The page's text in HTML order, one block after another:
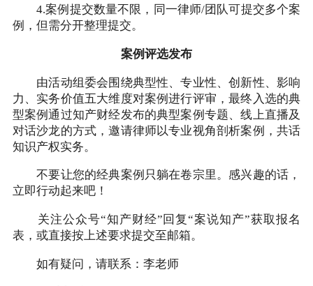
4.案例提交数量不限，同一律师/团队可提交多个案
例，但需分开整理提交。
案例评选发布
由活动组委会围绕典型性、专业性、创新性、影响
力、实务价值五大维度对案例进行评审，最终入选的典
型案例通过知产财经发布的典型案例专题、线上直播及
对话沙龙的方式，邀请律师以专业视角剖析案例，共话
知识产权实务。
不要让您的经典案例只躺在卷宗里。感兴趣的话，
立即行动起来吧！
关注公众号“知产财经”回复“案说知产”获取报名
表，或直接按上述要求提交至邮箱。
如有疑问，请联系：李老师